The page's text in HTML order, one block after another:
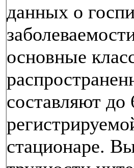
данных о
основные
составляют до
стационаре.